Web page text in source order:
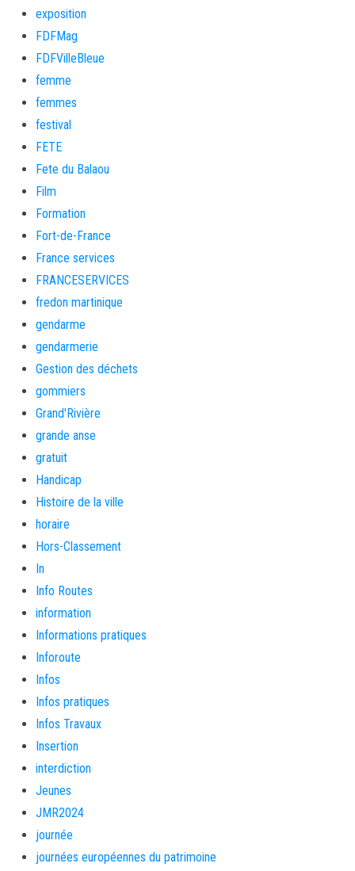
exposition
FDFMag
FDFVilleBleue
femme
femmes
festival
FETE
Fete du Balaou
Film
Formation
Fort-de-France
France services
FRANCESERVICES
fredon martinique
gendarme
gendarmerie
Gestion des déchets
gommiers
Grand'Rivière
grande anse
gratuit
Handicap
Histoire de la ville
horaire
Hors-Classement
In
Info Routes
information
Informations pratiques
Inforoute
Infos
Infos pratiques
Infos Travaux
Insertion
interdiction
Jeunes
JMR2024
journée
journées européennes du patrimoine